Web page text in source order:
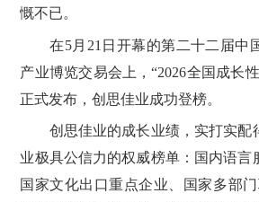
慨不已。
在5月21日开幕的第二十二届中
产业博览交易会上，“2026全国成长
正式发布，创思佳业成功登榜。
创思佳业的成长业绩，实打实配
业极具公信力的权威榜单：国内语言
国家文化出口重点企业、国家多部